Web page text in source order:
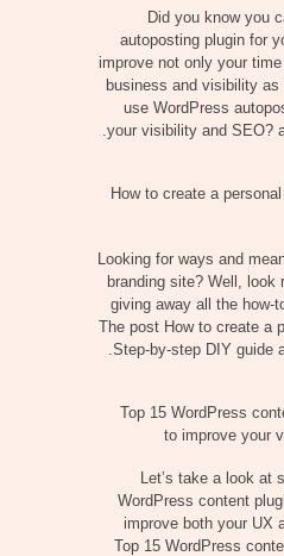
Did you know you
autoposting plugin for
improve not only your
business and visibility
use WordPress
your visibility and SEO?
How to create a
Looking for ways and
branding site? Well, look
giving away all the how-
The post How to create a
Step-by-step DIY guide
Top 15 WordPress
to improve your
Let’s take a look at
WordPress content
improve both your UX
Top 15 WordPress